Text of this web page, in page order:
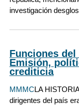
investigación
Funciones
Emisión,
crediticia
MMMCLA
dirigentes del país